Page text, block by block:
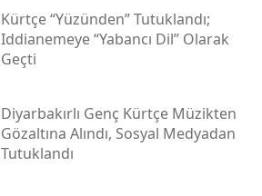
Kürtçe “yüzünden” Tutuklandı;
Iddianemeye “yabancı Dil” Olarak
Geçti
Diyarbakırlı Genç Kürtçe Müzikten
Gözaltına Alındı, Sosyal Medyadan
Tutuklandı